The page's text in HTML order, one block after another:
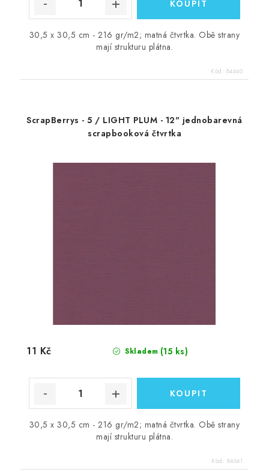
30,5 x 30,5 cm - 216 gr/m2; matná čtvrtka. Obě strany
mají strukturu plátna.
Kód: 84640
ScrapBerrys - 5 / LIGHT PLUM - 12" jednobarevná
scrapbooková čtvrtka
Skladem (15 ks)
11 Kč
30,5 x 30,5 cm - 216 gr/m2; matná čtvrtka. Obě strany
mají strukturu plátna.
Kód: 84641